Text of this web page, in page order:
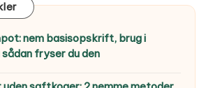
nem basisopskrift, brug i
fryser du den